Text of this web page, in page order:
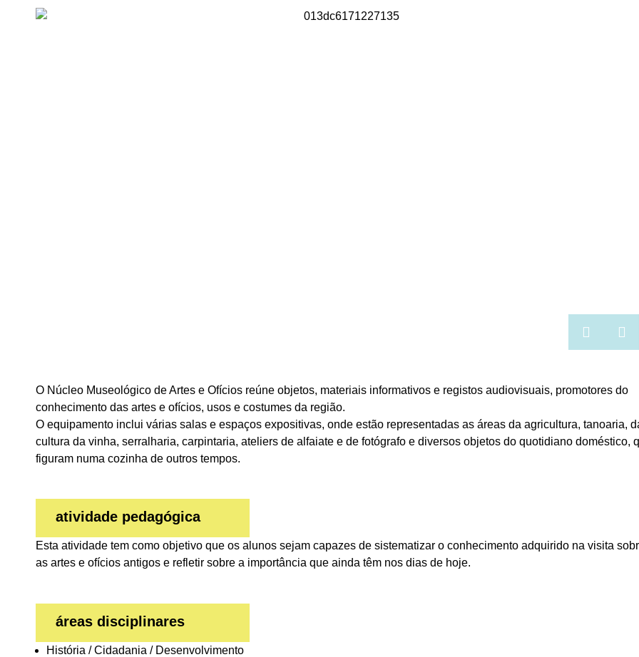
O Núcleo Museológico de Artes e Ofícios reúne objetos, materiais informativos e registos audiovisuais, promotores do
conhecimento das artes e ofícios, usos e costumes da região.
O equipamento inclui várias salas e espaços expositivas, onde estão representadas as áreas da agricultura, tanoaria,
cultura da vinha, serralharia, carpintaria, ateliers de alfaiate e de fotógrafo e diversos objetos do quotidiano doméstico,
figuram numa cozinha de outros tempos.
atividade pedagógica
Esta atividade tem como objetivo que os alunos sejam capazes de sistematizar o conhecimento adquirido na visita
as artes e ofícios antigos e refletir sobre a importância que ainda têm nos dias de hoje.
áreas disciplinares
História / Cidadania / Desenvolvimento